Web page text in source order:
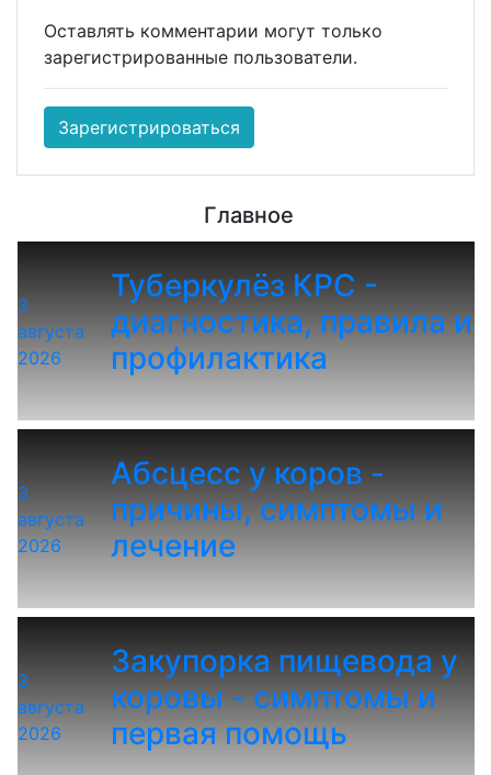
Оставлять комментарии могут только
зарегистрированные пользователи.
Зарегистрироваться
Главное
3
августа
2026
Туберкулёз КРС -
диагностика, правила и
профилактика
3
августа
2026
Абсцесс у коров -
причины, симптомы и
лечение
3
августа
2026
Закупорка пищевода у
коровы - симптомы и
первая помощь